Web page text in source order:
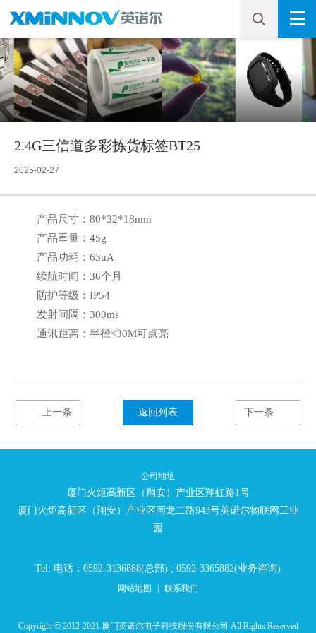
2.4G三信道多彩拣货标签BT25
2025-02-27
产品尺寸：80*32*18mm
产品重量：45g
产品功耗：63uA
续航时间：36个月
防护等级：IP54
发射间隔：300ms
通讯距离：半径<30M可点亮
上一条 返回列表 下一条
公司地址
厦门火炬高新区（翔安）产业区翔虹路1号
厦门火炬高新区（翔安）产业区同龙二路943号英诺尔物联网工业
园
Tel: 电话：0592-3136888(总部) ; 0592-3365882(业务咨询)
网站地图 | 联系我们
Copyright © 2012-2021 厦门英诺尔电子科技股份有限公司 All Rights Reserved